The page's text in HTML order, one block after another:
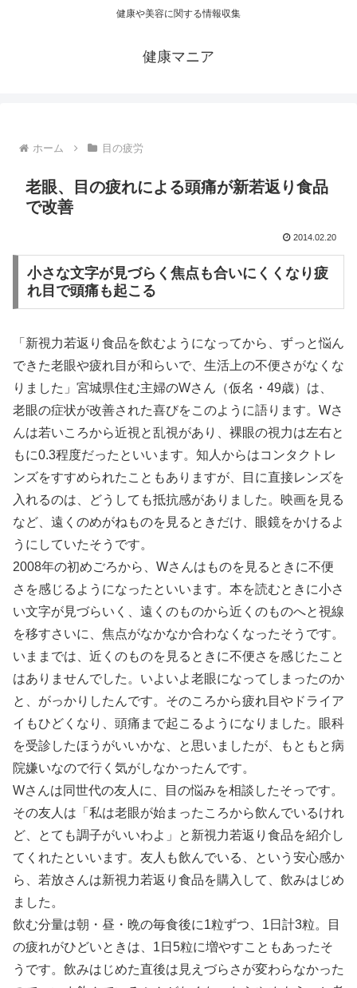
健康や美容に関する情報収集
健康マニア
ホーム 目の疲労
老眼、目の疲れによる頭痛が新若返り食品
で改善
2014.02.20
小さな文字が見づらく焦点も合いにくくなり疲
れ目で頭痛も起こる
「新視力若返り食品を飲むようになってから、ずっと悩ん
できた老眼や疲れ目が和らいで、生活上の不便さがなくな
りました」宮城県住む主婦のWさん（仮名・49歳）は、
老眼の症状が改善された喜びをこのように語ります。Wさ
んは若いころから近視と乱視があり、裸眼の視力は左右と
もに0.3程度だったといいます。知人からはコンタクトレ
ンズをすすめられたこともありますが、目に直接レンズを
入れるのは、どうしても抵抗感がありました。映画を見る
など、遠くのめがねものを見るときだけ、眼鏡をかけるよ
うにしていたそうです。
2008年の初めごろから、Wさんはものを見るときに不便
さを感じるようになったといいます。本を読むときに小さ
い文字が見づらいく、遠くのものから近くのものへと視線
を移すさいに、焦点がなかなか合わなくなったそうです。
いままでは、近くのものを見るときに不便さを感じたこと
はありませんでした。いよいよ老眼になってしまったのか
と、がっかりしたんです。そのころから疲れ目やドライア
イもひどくなり、頭痛まで起こるようになりました。眼科
を受診したほうがいいかな、と思いましたが、もともと病
院嫌いなので行く気がしなかったんです。
Wさんは同世代の友人に、目の悩みを相談したそっです。
その友人は「私は老眼が始まったころから飲んでいるけれ
ど、とても調子がいいわよ」と新視力若返り食品を紹介し
てくれたといいます。友人も飲んでいる、という安心感か
ら、若放さんは新視力若返り食品を購入して、飲みはじめ
ました。
飲む分量は朝・昼・晩の毎食後に1粒ずつ、1日計3粒。目
の疲れがひどいときは、1日5粒に増やすこともあったそ
うです。飲みはじめた直後は見えづらさが変わらなかった